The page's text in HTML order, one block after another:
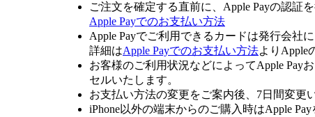
ご注文を確定する直前に、Apple Payの認証
Apple Payでのお支払い方法
Apple Payでご利用できるカードは発行会社
詳細はApple Payでのお支払い方法よりApple
お客様のご利用状況などによってApple Pay
セルいたします。
お支払い方法の変更をご案内後、7日間変更
iPhone以外の端末からのご購入時はApple